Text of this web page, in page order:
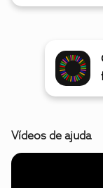
Vídeos de ajuda